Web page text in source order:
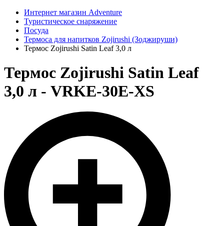
Интернет магазин Adventure
Туристическое снаряжение
Посуда
Термоса для напитков Zojirushi (Зоджируши)
Термос Zojirushi Satin Leaf 3,0 л
Термос Zojirushi Satin Leaf
3,0 л - VRKE-30E-XS